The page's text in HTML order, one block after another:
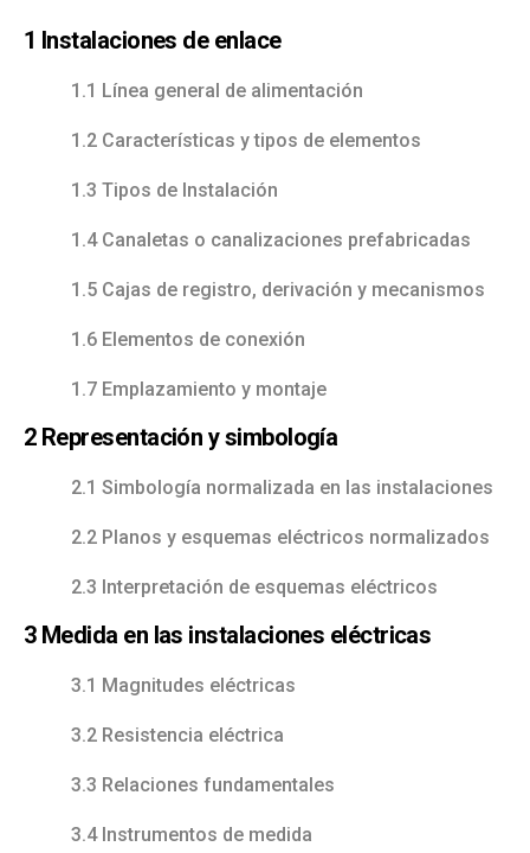
1 Instalaciones de enlace
1.1 Línea general de alimentación
1.2 Características y tipos de elementos
1.3 Tipos de Instalación
1.4 Canaletas o canalizaciones prefabricadas
1.5 Cajas de registro, derivación y mecanismos
1.6 Elementos de conexión
1.7 Emplazamiento y montaje
2 Representación y simbología
2.1 Simbología normalizada en las instalaciones
2.2 Planos y esquemas eléctricos normalizados
2.3 Interpretación de esquemas eléctricos
3 Medida en las instalaciones eléctricas
3.1 Magnitudes eléctricas
3.2 Resistencia eléctrica
3.3 Relaciones fundamentales
3.4 Instrumentos de medida